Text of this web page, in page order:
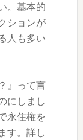
。基本的
ションが
人も多い
』って言
にしまし
永住権を
す。詳し